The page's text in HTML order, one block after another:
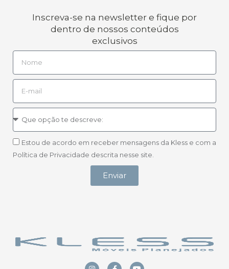
Inscreva-se na newsletter e fique por
dentro de nossos conteúdos
exclusivos
Estou de acordo em receber mensagens da Kless e com a
Política de Privacidade descrita nesse site.
Enviar